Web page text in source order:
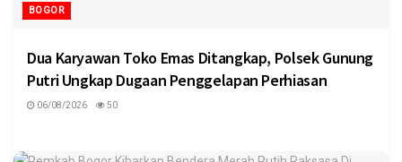
BOGOR
Dua Karyawan Toko Emas Ditangkap, Polsek Gunung
Putri Ungkap Dugaan Penggelapan Perhiasan
06/08/2026 50